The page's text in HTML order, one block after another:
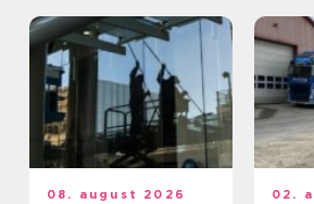
08. august 2026 02.